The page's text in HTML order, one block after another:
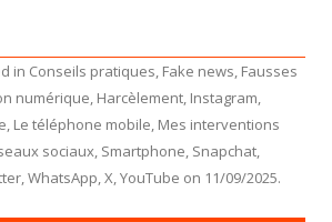
in Conseils pratiques Fake news Fausses
numérique Harcèlement Instagram
Le téléphone mobile Mes interventions
sociaux Smartphone Snapchat
WhatsApp X YouTube on 11/09/2025.